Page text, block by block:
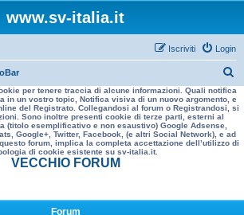
www.sv-italia.it
Login
Iscriviti
e
r
a
per tenere traccia di alcune informazioni. Quali notifica
in un vostro topic, Notifica visiva di un nuovo argomento, e
del Registrato. Collegandosi al forum o Registrandosi, si
Sono inoltre presenti cookie di terze parti, esterni al
(titolo esemplificativo e non esaustivo) Google Adsense,
Google+, Twitter, Facebook, (e altri Social Network), e ad
forum, implica la completa accettazione dell’utilizzo di
di cookie esistente su sv-italia.it.
VECCHIO FORUM
Forum